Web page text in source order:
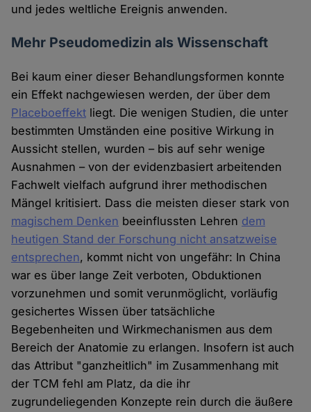
und jedes weltliche Ereignis anwenden.
Mehr Pseudomedizin als Wissenschaft
Bei kaum einer dieser Behandlungsformen konnte
ein Effekt nachgewiesen werden, der über dem
Placeboeffekt liegt. Die wenigen Studien, die unter
bestimmten Umständen eine positive Wirkung in
Aussicht stellen, wurden – bis auf sehr wenige
Ausnahmen – von der evidenzbasiert arbeitenden
Fachwelt vielfach aufgrund ihrer methodischen
Mängel kritisiert. Dass die meisten dieser stark von
magischem Denken beeinflussten Lehren dem
heutigen Stand der Forschung nicht ansatzweise
entsprechen, kommt nicht von ungefähr: In China
war es über lange Zeit verboten, Obduktionen
vorzunehmen und somit verunmöglicht, vorläufig
gesichertes Wissen über tatsächliche
Begebenheiten und Wirkmechanismen aus dem
Bereich der Anatomie zu erlangen. Insofern ist auch
das Attribut "ganzheitlich" im Zusammenhang mit
der TCM fehl am Platz, da die ihr
zugrundeliegenden Konzepte rein durch die äußere